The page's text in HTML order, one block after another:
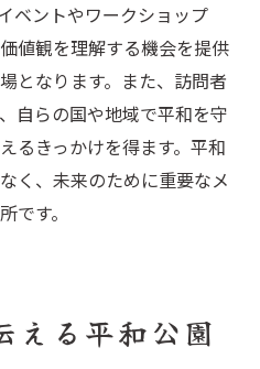
ベントやワークショップ
値観を理解する機会を提供
となります。また、訪問者
自らの国や地域で平和を守
るきっかけを得ます。平和
く、未来のために重要なメ
です。
える平和公園